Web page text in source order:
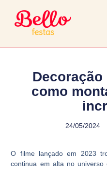
como
24/05/2024
O filme lançado em 2023
continua em alta no